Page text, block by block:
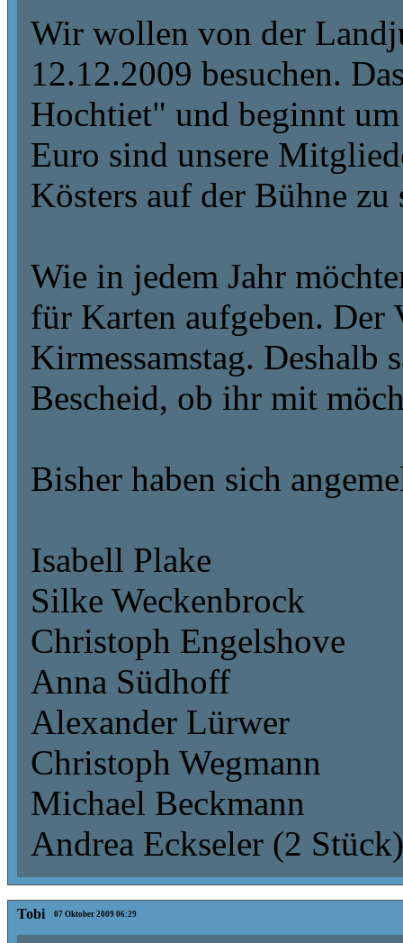
Wir wollen von der
12.12.2009 besuchen.
Hochtiet" und beginnt
Euro sind unsere
Kösters auf der Bühne zu
Wie in jedem Jahr
für Karten aufgeben. Der
Kirmessamstag. Deshalb
Bescheid, ob ihr mit
Bisher haben sich
Isabell Plake
Silke Weckenbrock
Christoph Engelshove
Anna Südhoff
Alexander Lürwer
Christoph Wegmann
Michael Beckmann
Andrea Eckseler (2 Stück)
Tobi 07 Oktober 2009 06:29